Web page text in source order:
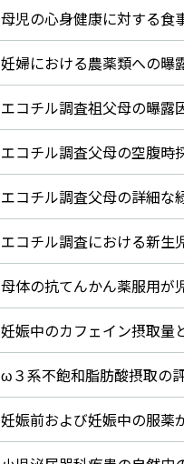
母児の心身健康に対する食
妊婦における農薬類への曝
エコチル調査祖父母の曝露
エコチル調査父母の空腹時
エコチル調査父母の詳細な
エコチル調査における新生
母体の抗てんかん薬服用が
妊娠中のカフェイン摂取量
ω３系不飽和脂肪酸摂取の
妊娠前および妊娠中の服薬